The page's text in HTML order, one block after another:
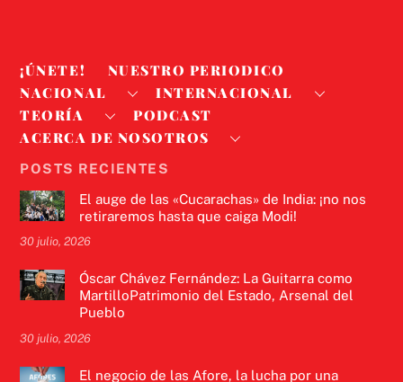
¡ÚNETE!
NUESTRO PERIODICO
NACIONAL
INTERNACIONAL
TEORÍA
PODCAST
ACERCA DE NOSOTROS
POSTS RECIENTES
El auge de las «Cucarachas» de India: ¡no nos
retiraremos hasta que caiga Modi!
30 julio, 2026
Óscar Chávez Fernández: La Guitarra como
MartilloPatrimonio del Estado, Arsenal del
Pueblo
30 julio, 2026
El negocio de las Afore, la lucha por una